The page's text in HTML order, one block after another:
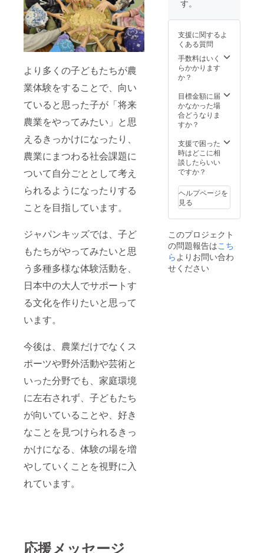
より多くの子どもたちが農
業体験をすることで、向い
ていると思った子が「将来
農業をやってみたい」と思
えるきっかけになったり、
農業にまつわる社会課題に
ついて自分ごととして考え
られるようになったりする
ことを目指しています。
ジャパンキッズでは、子ど
もたちがやってみたいと思
う多種多様な体験活動を、
日本中の大人でサポートす
る文化を作りたいと思って
います。
今後は、農業だけでなくス
ポーツや野外活動や芸術と
いった分野でも、家庭環境
に左右されず、子どもたち
が向いていることや、好き
なことを見つけられるきっ
かけになる、体験の場を増
やしていくことを視野に入
れています。
応援メッセージ
す。
支援に関するよ
くある質問
手数料はいく
らかかります
か？
目標金額に届
かなかった場
合どうなりま
すか？
支援で困った
時はどこに相
談したらいい
ですか？
ヘルプページを
見る
このプロジェクト
の問題報告はこち
らよりお問い合わ
せください